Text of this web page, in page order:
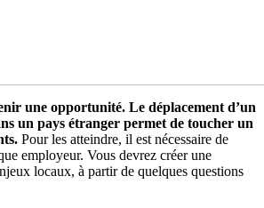
une opportunité. Le déplacement d’un
un pays étranger permet de toucher un
Pour les atteindre, il est nécessaire de
employeur. Vous devrez créer une
locaux, à partir de quelques questions